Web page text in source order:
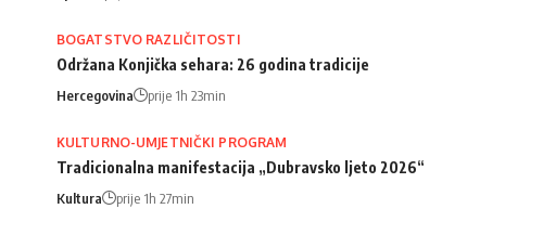
BOGATSTVO RAZLIČITOSTI
Održana Konjička sehara: 26 godina tradicije
Hercegovina prije 1h 23min
KULTURNO-UMJETNIČKI PROGRAM
Tradicionalna manifestacija „Dubravsko ljeto 2026“
Kultura prije 1h 27min